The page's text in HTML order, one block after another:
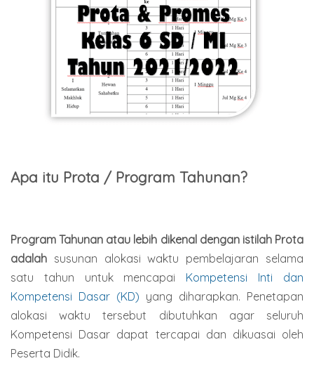
Apa itu Prota / Program Tahunan?
Program Tahunan atau lebih dikenal dengan istilah Prota
adalah susunan alokasi waktu pembelajaran selama
satu tahun untuk mencapai Kompetensi Inti dan
Kompetensi Dasar (KD) yang diharapkan. Penetapan
alokasi waktu tersebut dibutuhkan agar seluruh
Kompetensi Dasar dapat tercapai dan dikuasai oleh
Peserta Didik.